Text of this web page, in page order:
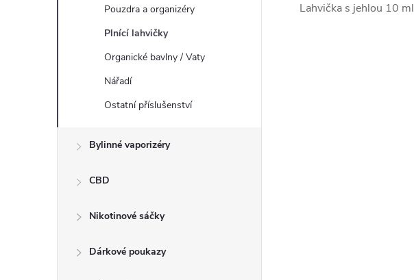
Pouzdra a organizéry
Plnící lahvičky
Organické bavlny / Vaty
Nářadí
Ostatní příslušenství
Bylinné vaporizéry
CBD
Nikotinové sáčky
Dárkové poukazy
Lahvička s jehlou 10 ml